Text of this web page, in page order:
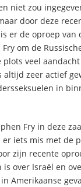
niet zou
door deze
er de oproep van
om de
plots veel
altijd zeer actief
in
Fry in deze
iets mis met de
zijn recente
is over Israël en
Amerikaanse